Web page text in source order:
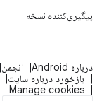
پیگیری‌کننده نسخه
درباره Android انجمن
بازخورد درباره سایت
Manage cookies